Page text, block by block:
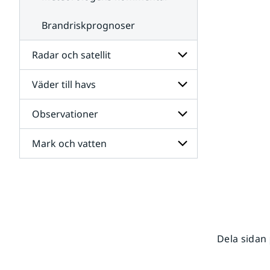
Brandriskprognoser
Radar och satellit
Undersidor
för
Radar
och
satellit
Väder till havs
Undersidor
för
Väder
till
havs
Observationer
Undersidor
för
Mark och vatten
Dela sidan